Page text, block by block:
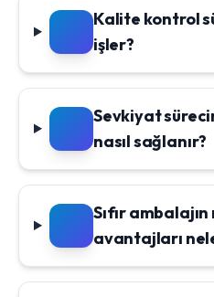
Kalite kontrol
işler?
Sevkiyat
nasıl sağlanır?
Sıfır
avantajları